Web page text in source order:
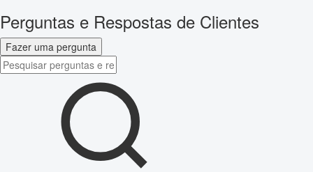
Perguntas e Respostas de Clientes
Fazer uma pergunta